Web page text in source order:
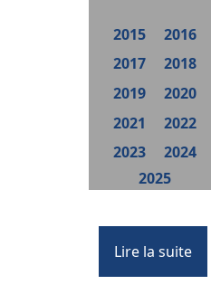
2015 2016
2017 2018
2019 2020
2021 2022
2023
2024
2025
Lire la suite